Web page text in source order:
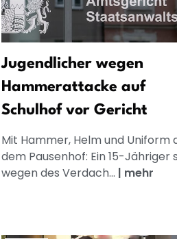
Jugendlicher wegen
Hammerattacke auf
Schulhof vor Gericht
Mit Hammer, Helm und Uniform
dem Pausenhof: Ein 15-Jähriger
wegen des Verdach... | mehr